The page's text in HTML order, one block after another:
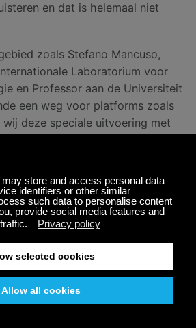
en dat is helemaal niet
zoals Stefano Mancuso,
Laboratorium voor
en Professor aan de Universiteit
een weg voor platforms zoals
deze speciale uitvoering met
op planten en
versterkt signaal voor de
onwerkelijke ervaring die we
is uniek.
geproduceerde
Maestro Eric Harry, bestaande